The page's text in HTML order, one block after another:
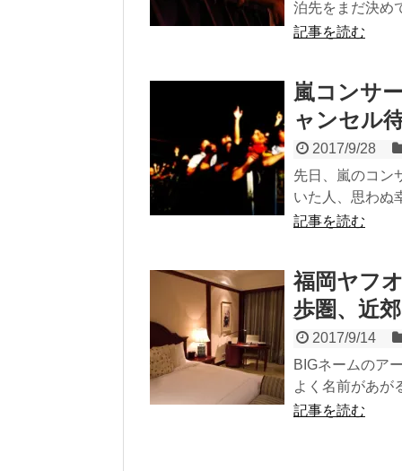
泊先をまだ決め
記事を読む
嵐コンサ
ャンセル
2017/9/28
先日、嵐のコン
いた人、思わぬ
記事を読む
福岡ヤフ
歩圏、近
2017/9/14
BIGネームのア
よく名前があが
記事を読む